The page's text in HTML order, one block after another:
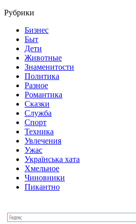
Рубрики
Бизнес
Быт
Дети
Животные
Знаменитости
Политика
Разное
Романтика
Сказки
Служба
Спорт
Техника
Увлечения
Ужас
Українська хата
Хмельное
Чиновники
Пикантно